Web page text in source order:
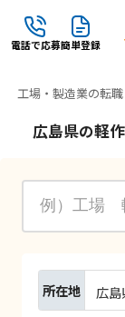
電話で応募簡単登録
工場・製造業の転
広島県の軽
所在地 広島